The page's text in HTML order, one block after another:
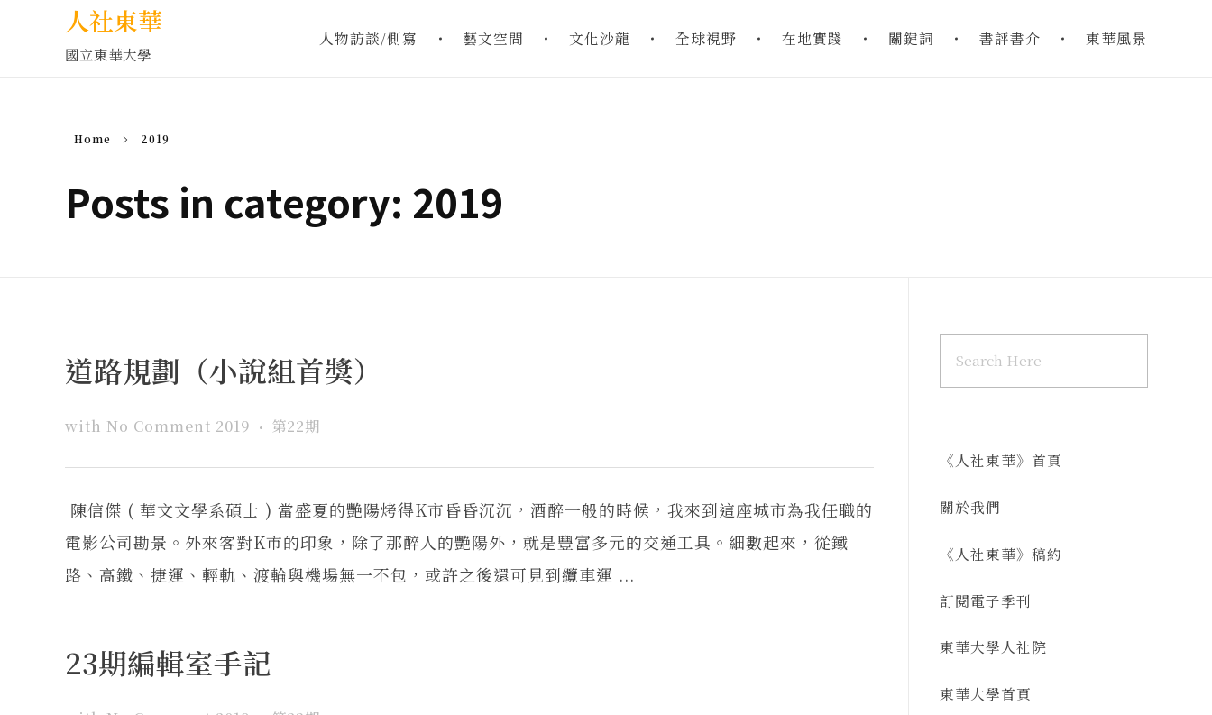
人社東華
國立東華大學
人物訪談/側寫 藝文空間 文化沙龍 全球視野 在地實踐 關鍵詞 書評書介 東華風景
Home 2019
Posts in category: 2019
道路規劃（小說組首獎）
with No Comment 2019 第22期
陳信傑 ( 華文文學系碩士 ) 當盛夏的艷陽烤得K市昏昏沉沉，酒醉一般的時候，我來到這座城市為我任職的
電影公司勘景。外來客對K市的印象，除了那醉人的艷陽外，就是豐富多元的交通工具。細數起來，從鐵
路、高鐵、捷運、輕軌、渡輪與機場無一不包，或許之後還可見到纜車運 ...
23期編輯室手記
《人社東華》首頁
關於我們
《人社東華》稿約
訂閱電子季刊
東華大學人社院
東華大學首頁